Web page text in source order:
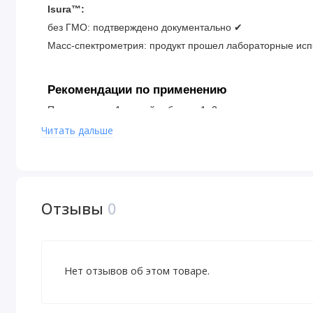
Isura™:
без ГМО: подтверждено документально ✔
Масс-спектрометрия: продукт прошел лабораторные
Рекомендации по применению
Принимать по 1 мягкой таблетке 1–2 раза в день или в
Не содержит искусственных красителей, консервантов,
надлежащей производственной практики (GMP),
Читать дальше
Отзывы 0
Нет отзывов об этом товаре.